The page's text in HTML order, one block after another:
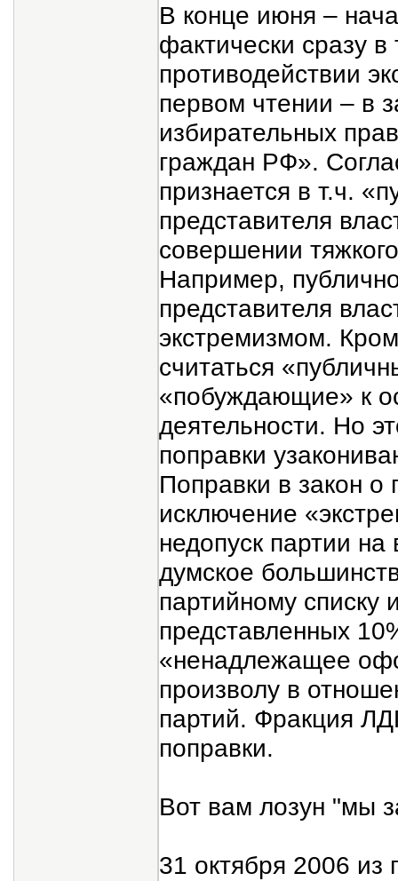
В конце июня –
фактически сразу
противодействии
первом чтении – в
избирательных
граждан РФ».
признается в т.ч.
представителя
совершении
Например,
представителя
экстремизмом.
считаться
«побуждающие» к
деятельности. Но
поправки
Поправки в закон о
исключение
недопуск партии
думское
партийному списку
представленных
«ненадлежащее
произволу в
партий. Фракция
поправки.
Вот вам лозун "мы
31 октября 2006